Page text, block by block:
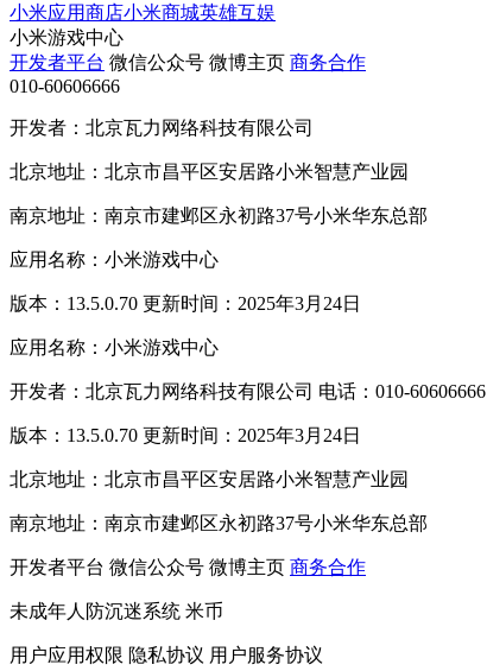
小米应用商店小米商城英雄互娱
小米游戏中心
开发者平台 微信公众号 微博主页 商务合作
010-60606666
开发者：北京瓦力网络科技有限公司
北京地址：北京市昌平区安居路小米智慧产业园
南京地址：南京市建邺区永初路37号小米华东总部
应用名称：小米游戏中心
版本：13.5.0.70 更新时间：2025年3月24日
应用名称：小米游戏中心
开发者：北京瓦力网络科技有限公司 电话：010-60606666
版本：13.5.0.70 更新时间：2025年3月24日
北京地址：北京市昌平区安居路小米智慧产业园
南京地址：南京市建邺区永初路37号小米华东总部
开发者平台 微信公众号 微博主页 商务合作
未成年人防沉迷系统 米币
用户应用权限 隐私协议 用户服务协议